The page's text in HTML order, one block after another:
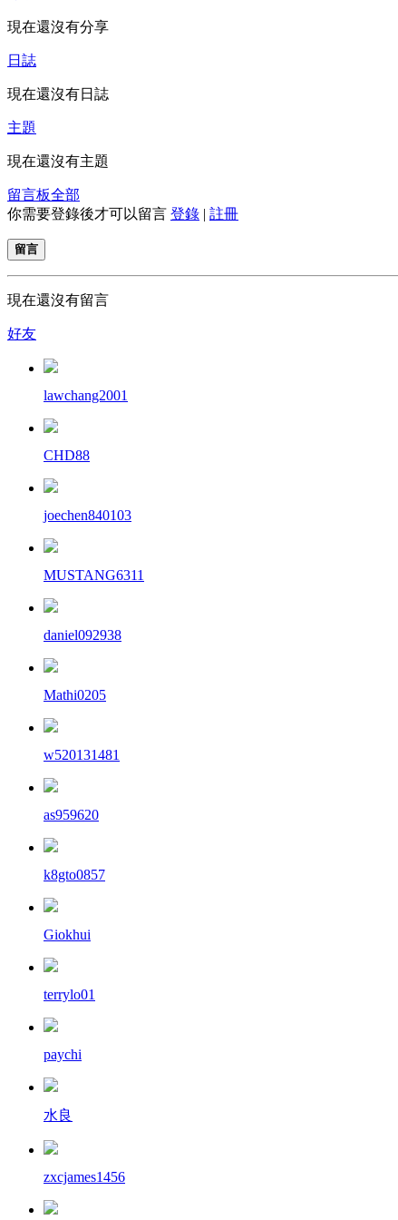
現在還沒有分享
日誌
現在還沒有日誌
主題
現在還沒有主題
留言板全部
你需要登錄後才可以留言 登錄 | 註冊
留言
現在還沒有留言
好友
lawchang2001
CHD88
joechen840103
MUSTANG6311
daniel092938
Mathi0205
w520131481
as959620
k8gto0857
Giokhui
terrylo01
paychi
水良
zxcjames1456